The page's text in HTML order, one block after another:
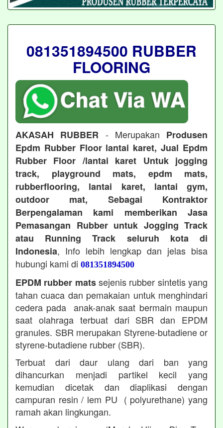
081351894500 RUBBER
FLOORING
AKASAH RUBBER - Merupakan Produsen
Epdm Rubber Floor lantai karet, Jual Epdm
Rubber Floor /lantai karet Untuk jogging
track, playground mats, epdm mats,
rubberflooring, lantai karet, lantai gym,
outdoor mat, Sebagai Kontraktor
Berpengalaman kami memberikan Jasa
Pemasangan Rubber untuk Jogging Track
atau Running Track seluruh kota di
Indonesia, Info lebih lengkap dan jelas bisa
hubungi kami di 081351894500
EPDM rubber matssejenis rubber sintetis yang
tahan cuaca dan pemakaian untuk menghindari
cedera pada anak-anak saat bermain maupun
saat olahraga terbuat dari SBR dan EPDM
granules. SBR merupakan Styrene-butadiene or
styrene-butadiene rubber (SBR).
Terbuat dari daur ulang dari ban yang
dihancurkan menjadi partikel kecil yang
kemudian dicetak dan diaplikasi dengan
campuran resin / lem PU ( polyurethane) yang
ramah akan lingkungan.